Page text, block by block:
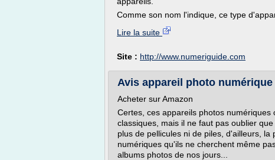
Comme son nom l'indique, ce type
Lire la suite
Site : http://www.numeriguide.com
Avis appareil photo
Acheter sur Amazon
Certes, ces appareils photos
classiques, mais il ne faut pas oublier
plus de pellicules ni de piles, d'ailleurs,
numériques qu'ils ne cherchent même
albums photos de nos jours...